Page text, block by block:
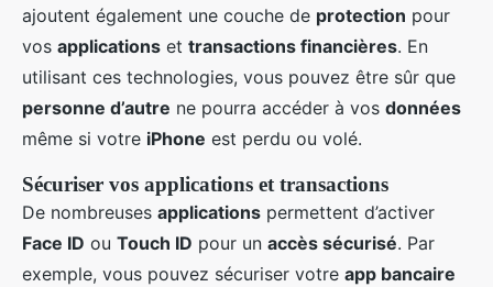
ajoutent également une couche de protection pour
vos applications et transactions financières. En
utilisant ces technologies, vous pouvez être sûr que
personne d’autre ne pourra accéder à vos données
même si votre iPhone est perdu ou volé.
Sécuriser vos applications et transactions
De nombreuses applications permettent d’activer
Face ID ou Touch ID pour un accès sécurisé. Par
exemple, vous pouvez sécuriser votre app bancaire